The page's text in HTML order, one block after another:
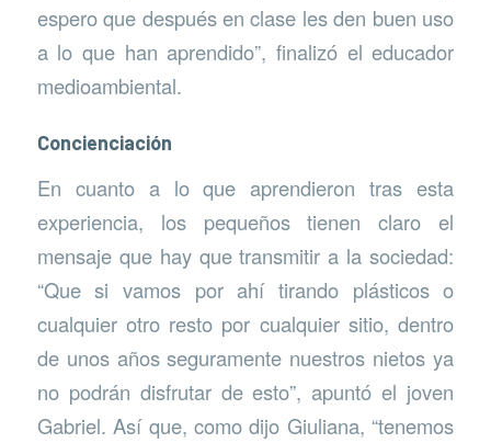
espero que después en clase les den buen uso
a lo que han aprendido”, finalizó el educador
medioambiental.
Concienciación
En cuanto a lo que aprendieron tras esta
experiencia, los pequeños tienen claro el
mensaje que hay que transmitir a la sociedad:
“Que si vamos por ahí tirando plásticos o
cualquier otro resto por cualquier sitio, dentro
de unos años seguramente nuestros nietos ya
no podrán disfrutar de esto”, apuntó el joven
Gabriel. Así que, como dijo Giuliana, “tenemos